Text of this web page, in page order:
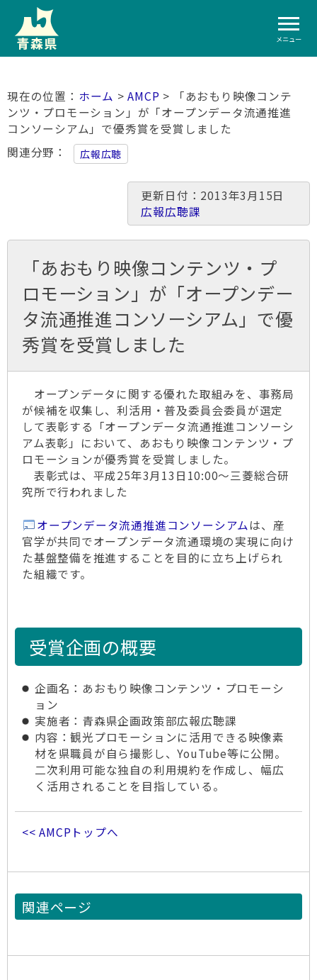
メニュー
ホーム >AMCP > 「あおもり映像コンテ
ンツ・プロモーション」が「オープンデータ流通推進
コンソーシアム」で優秀賞を受賞しました
関連分野
広報広聴
更新日付：2013年3月15日
広報広聴課
「あおもり映像コンテンツ・プ
ロモーション」が「オープンデー
タ流通推進コンソーシアム」で優
秀賞を受賞しました
オープンデータに関する優れた取組みを、事務局
が候補を収集し、利活用・普及委員会委員が選定
して表彰する「オープンデータ流通推進コンソーシ
アム表彰」において、あおもり映像コンテンツ・プ
ロモーションが優秀賞を受賞しました。
表彰式は、平成25年3月13日10:00～三菱総合研
究所で行われました
オープンデータ流通推進コンソーシアムは、産
官学が共同でオープンデータ流通環境の実現に向け
た基盤整備を推進することを目的に立ち上げられ
た組織です。
受賞企画の概要
企画名 ：あおもり映像コンテンツ・プロモーシ
ョン
実施者 ：青森県企画政策部広報広聴課
内容 ：観光プロモーションに活用できる映像素
材を県職員が自ら撮影し、YouTube等に公開。
二次利用可能な独自の利用規約を作成し、幅広
く活用されることを目指している。
<< AMCPトップへ
関連ページ